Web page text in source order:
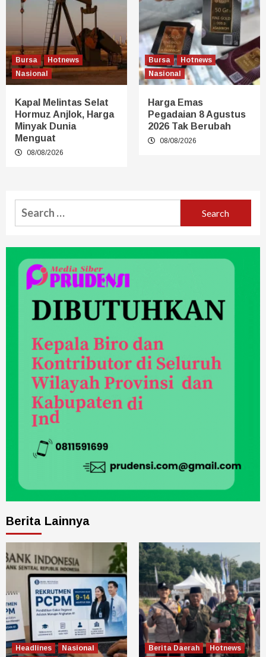
Bursa
Hotnews
Nasional
Kapal Melintas Selat
Hormuz Anjlok, Harga
Minyak Dunia
Menguat
08/08/2026
Bursa
Hotnews
Nasional
Harga Emas
Pegadaian 8 Agustus
2026 Tak Berubah
08/08/2026
Berita Lainnya
Headlines
Nasional
Berita Daerah
Hotnews